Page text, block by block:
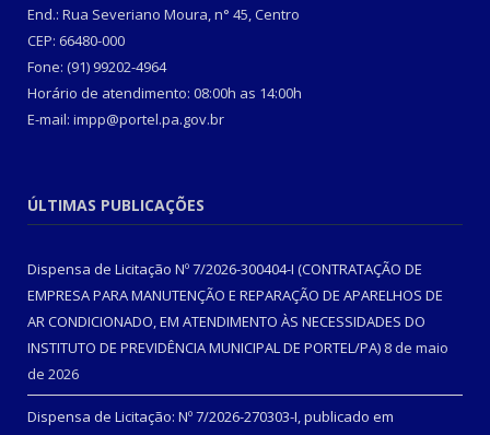
End.: Rua Severiano Moura, n° 45, Centro
CEP: 66480-000
Fone: (91) 99202-4964
Horário de atendimento: 08:00h as 14:00h
E-mail: impp@portel.pa.gov.br
ÚLTIMAS PUBLICAÇÕES
Dispensa de Licitação Nº 7/2026-300404-I (CONTRATAÇÃO DE
EMPRESA PARA MANUTENÇÃO E REPARAÇÃO DE APARELHOS DE
AR CONDICIONADO, EM ATENDIMENTO ÀS NECESSIDADES DO
INSTITUTO DE PREVIDÊNCIA MUNICIPAL DE PORTEL/PA) 8 de maio
de 2026
Dispensa de Licitação: Nº 7/2026-270303-I, publicado em